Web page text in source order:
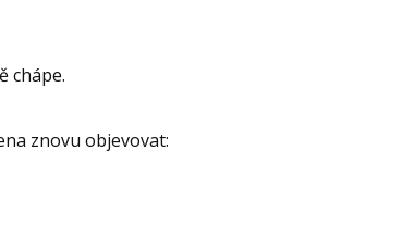
chápe.
znovu objevovat: